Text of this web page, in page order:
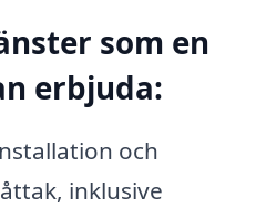
som en
erbjuda:
och
inklusive